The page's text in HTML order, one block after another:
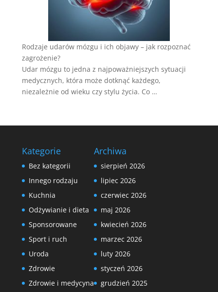
Rodzaje udarów mózgu i ich objawy – jak rozpoznać
zagrożenie?
Udar mózgu to jedna z najpoważniejszych sytuacji
medycznych, która może dotknąć każdego,
niezależnie od wieku czy stylu życia. Co …
Kategorie
Bez kategorii
Innego rodzaju
Kuchnia
Odżywianie i dieta
Sponsorowane
Sport i ruch
Uroda
Zdrowie
Zdrowie i medycyna
Archiwa
sierpień 2026
lipiec 2026
czerwiec 2026
maj 2026
kwiecień 2026
marzec 2026
luty 2026
styczeń 2026
grudzień 2025